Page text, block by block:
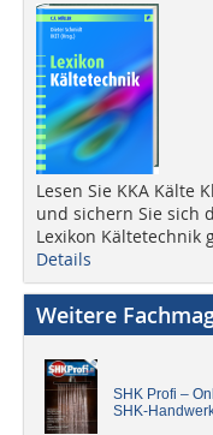
Lesen Sie KKA Kälte
und sichern Sie sich
Lexikon Kältetechnik
Details
Weitere
SHK Profi –
SHK-